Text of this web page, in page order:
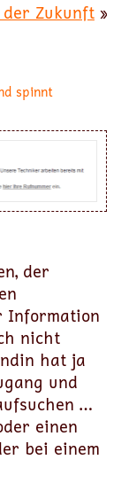
Zukunft »
spinnt
der
Information
nicht
hat ja
und
…
einen
bei einem